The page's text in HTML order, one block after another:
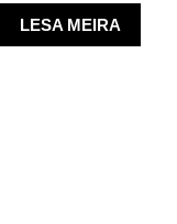
LESA MEIRA